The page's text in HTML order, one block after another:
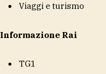
Viaggi e turismo
Informazione Rai
TG1